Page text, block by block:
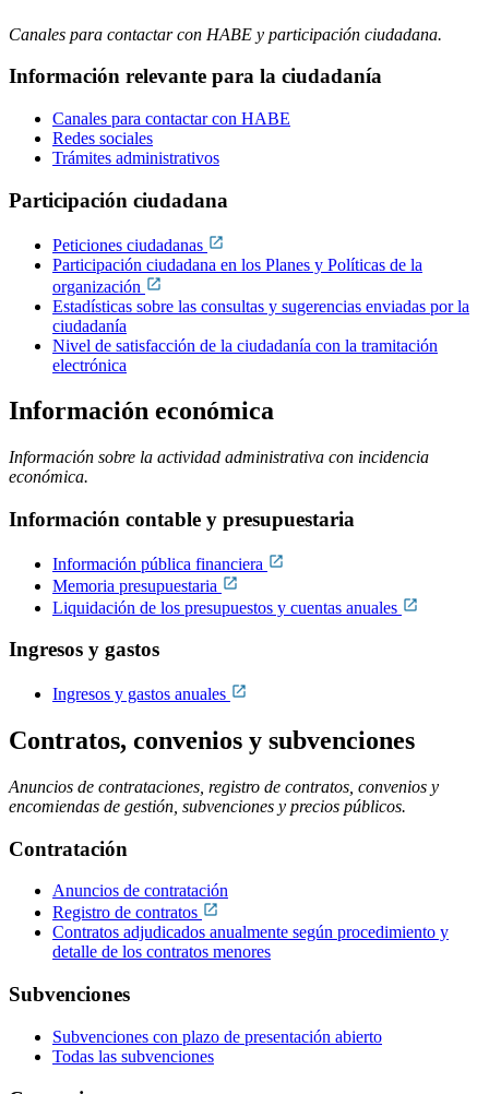
Canales para contactar con HABE y participación ciudadana.
Información relevante para la ciudadanía
Canales para contactar con HABE
Redes sociales
Trámites administrativos
Participación ciudadana
Peticiones ciudadanas
Participación ciudadana en los Planes y Políticas de la
organización
Estadísticas sobre las consultas y sugerencias enviadas por la
ciudadanía
Nivel de satisfacción de la ciudadanía con la tramitación
electrónica
Información económica
Información sobre la actividad administrativa con incidencia
económica.
Información contable y presupuestaria
Información pública financiera
Memoria presupuestaria
Liquidación de los presupuestos y cuentas anuales
Ingresos y gastos
Ingresos y gastos anuales
Contratos, convenios y subvenciones
Anuncios de contrataciones, registro de contratos, convenios y
encomiendas de gestión, subvenciones y precios públicos.
Contratación
Anuncios de contratación
Registro de contratos
Contratos adjudicados anualmente según procedimiento y
detalle de los contratos menores
Subvenciones
Subvenciones con plazo de presentación abierto
Todas las subvenciones